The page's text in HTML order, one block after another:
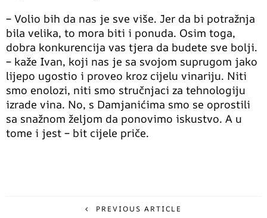
– Volio bih da nas je sve više. Jer da bi potražnja
bila velika, to mora biti i ponuda. Osim toga,
dobra konkurencija vas tjera da budete sve bolji.
– kaže Ivan, koji nas je sa svojom suprugom jako
lijepo ugostio i proveo kroz cijelu vinariju. Niti
smo enolozi, niti smo stručnjaci za tehnologiju
izrade vina. No, s Damjanićima smo se oprostili
sa snažnom željom da ponovimo iskustvo. A u
tome i jest – bit cijele priče.
PREVIOUS ARTICLE